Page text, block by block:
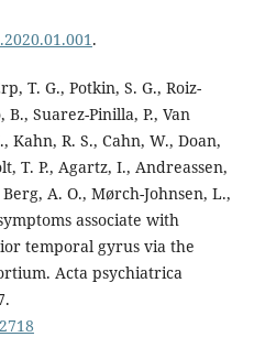
.
T. G., Potkin, S. G., Roiz-
Suarez-Pinilla, P., Van
Kahn, R. S., Cahn, W., Doan,
T. P., Agartz, I., Andreassen,
A. O., Mørch-Johnsen, L.,
associate with
temporal gyrus via the
Acta psychiatrica